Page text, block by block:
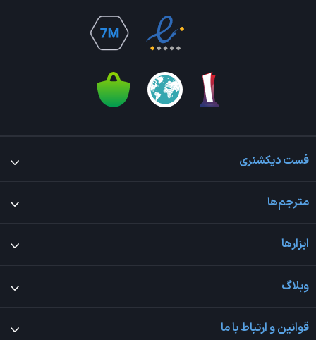
فست دیکشنری
مترجم‌ها
ابزارها
وبلاگ
قوانین و ارتباط با ما